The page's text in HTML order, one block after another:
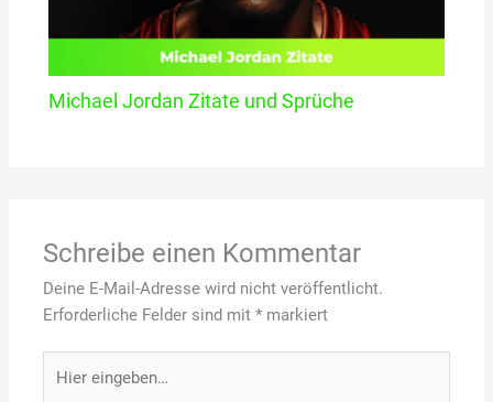
Michael Jordan Zitate und Sprüche
Schreibe einen Kommentar
Deine E-Mail-Adresse wird nicht veröffentlicht.
Erforderliche Felder sind mit* markiert
eingeben…